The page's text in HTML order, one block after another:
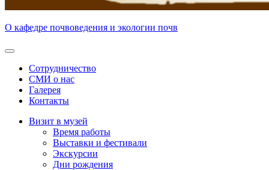
О кафедре почвоведения и экологии почв
Сотрудничество
СМИ о нас
Галерея
Контакты
Визит в музей
Время работы
Выставки и фестивали
Экскурсии
Дни рождения